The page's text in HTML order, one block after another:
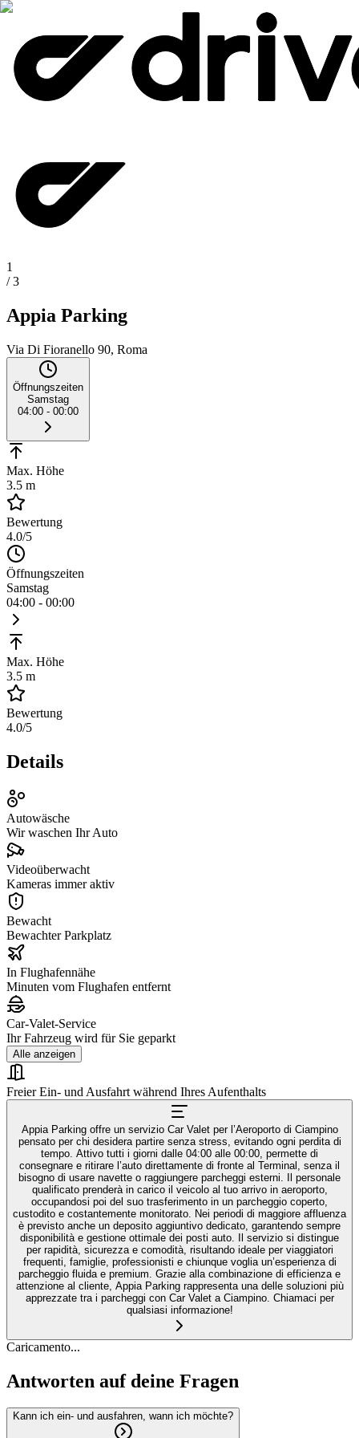
1
/3
Appia Parking
Via Di Fioranello 90, Roma
Öffnungszeiten
Samstag
04:00 - 00:00
Max. Höhe
3.5 m
Bewertung
4.0/5
Öffnungszeiten
Samstag
04:00 - 00:00
Max. Höhe
3.5 m
Bewertung
4.0/5
Details
Autowäsche
Wir waschen Ihr Auto
Videoüberwacht
Kameras immer aktiv
Bewacht
Bewachter Parkplatz
In Flughafennähe
Minuten vom Flughafen entfernt
Car‑Valet‑Service
Ihr Fahrzeug wird für Sie geparkt
Alle anzeigen
Freier Ein- und Ausfahrt während Ihres Aufenthalts
Appia Parking offre un servizio Car Valet per l’Aeroporto di Ciampino
pensato per chi desidera partire senza stress, evitando ogni perdita di
tempo. Attivo tutti i giorni dalle 04:00 alle 00:00, permette di
consegnare e ritirare l’auto direttamente di fronte al Terminal, senza il
bisogno di usare navette o raggiungere parcheggi esterni. Il personale
qualificato prenderà in carico il veicolo al tuo arrivo in aeroporto,
occupandosi poi del suo trasferimento in un parcheggio coperto,
custodito e costantemente monitorato. Nei periodi di maggiore affluenza
è previsto anche un deposito aggiuntivo dedicato, garantendo sempre
disponibilità e gestione ottimale dei posti auto. Il servizio si distingue
per rapidità, sicurezza e comodità, risultando ideale per viaggiatori
frequenti, famiglie, professionisti e chiunque voglia un’esperienza di
parcheggio fluida e premium. Grazie alla combinazione di efficienza e
attenzione al cliente, Appia Parking rappresenta una delle soluzioni più
apprezzate tra i parcheggi con Car Valet a Ciampino. Chiamaci per
qualsiasi informazione!
Caricamento...
Antworten auf deine Fragen
Kann ich ein- und ausfahren, wann ich möchte?